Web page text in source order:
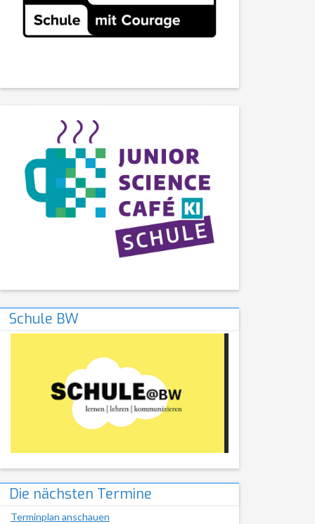
Schule BW
Die nächsten Termine
Terminplan anschauen